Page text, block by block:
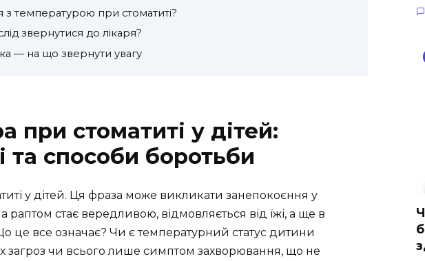
з температурою при стоматиті?
звернутися до лікаря?
— на що звернути увагу
при стоматиті у дітей:
та способи боротьби
у дітей. Ця фраза може викликати занепокоєння у
раптом стає вередливою, відмовляється від їжі, а ще в
це все означає? Чи є температурний статус дитини
загроз чи всього лише симптом захворювання, що не